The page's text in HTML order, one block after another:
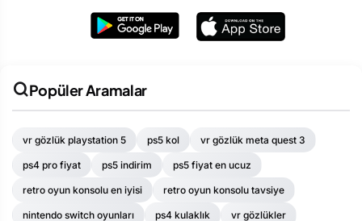
Popüler Aramalar
vr gözlük playstation 5 ps5 kol vr gözlük meta quest 3
ps4 pro fiyat ps5 indirim ps5 fiyat en ucuz
retro oyun konsolu en iyisi retro oyun konsolu tavsiye
nintendo switch oyunları ps4 kulaklık vr gözlükler